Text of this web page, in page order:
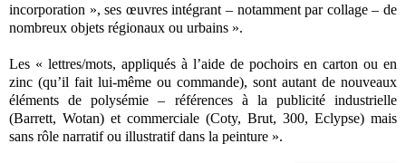
incorporation », ses œuvres intégrant – notamment par collage – de
nombreux objets régionaux ou urbains ».
Les « lettres/mots, appliqués à l’aide de pochoirs en carton ou en
zinc (qu’il fait lui-même ou commande), sont autant de nouveaux
éléments de polysémie – références à la publicité industrielle
(Barrett, Wotan) et commerciale (Coty, Brut, 300, Eclypse) mais
sans rôle narratif ou illustratif dans la peinture ».